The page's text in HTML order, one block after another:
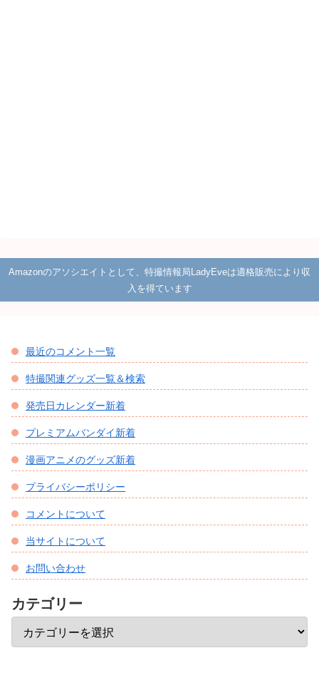
Amazonのアソシエイトとして、特撮情報局LadyEveは適格販売により収
入を得ています
最近のコメント一覧
特撮関連グッズ一覧＆検索
発売日カレンダー新着
プレミアムバンダイ新着
漫画アニメのグッズ新着
プライバシーポリシー
コメントについて
当サイトについて
お問い合わせ
カテゴリー